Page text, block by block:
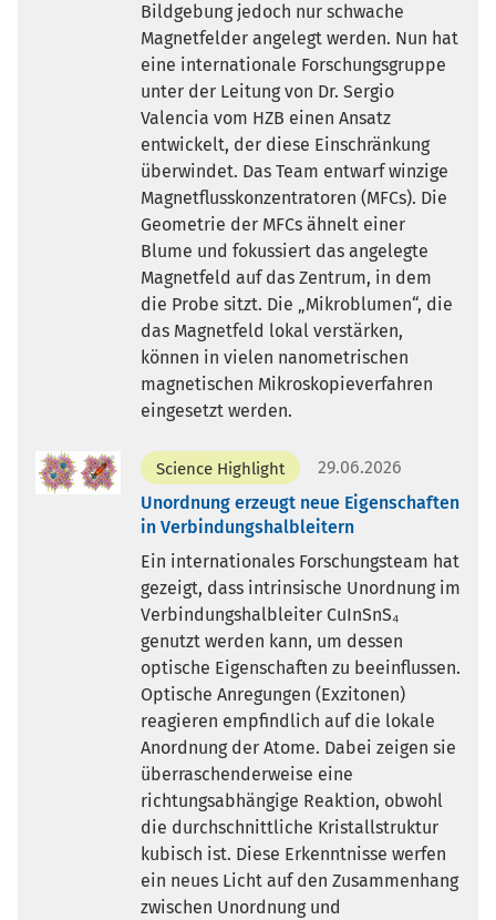
Bildgebung jedoch nur schwache
Magnetfelder angelegt werden. Nun hat
eine internationale Forschungsgruppe
unter der Leitung von Dr. Sergio
Valencia vom HZB einen Ansatz
entwickelt, der diese Einschränkung
überwindet. Das Team entwarf winzige
Magnetflusskonzentratoren (MFCs). Die
Geometrie der MFCs ähnelt einer
Blume und fokussiert das angelegte
Magnetfeld auf das Zentrum, in dem
die Probe sitzt. Die „Mikroblumen“, die
das Magnetfeld lokal verstärken,
können in vielen nanometrischen
magnetischen Mikroskopieverfahren
eingesetzt werden.
Science Highlight
29.06.2026
Unordnung erzeugt neue Eigenschaften
in Verbindungshalbleitern
Ein internationales Forschungsteam hat
gezeigt, dass intrinsische Unordnung im
Verbindungshalbleiter CuInSnS₄
genutzt werden kann, um dessen
optische Eigenschaften zu beeinflussen.
Optische Anregungen (Exzitonen)
reagieren empfindlich auf die lokale
Anordnung der Atome. Dabei zeigen sie
überraschenderweise eine
richtungsabhängige Reaktion, obwohl
die durchschnittliche Kristallstruktur
kubisch ist. Diese Erkenntnisse werfen
ein neues Licht auf den Zusammenhang
zwischen Unordnung und